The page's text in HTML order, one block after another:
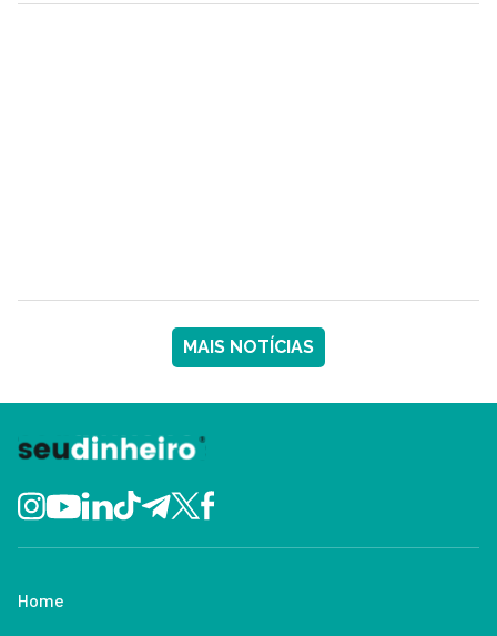
MAIS NOTÍCIAS
Home